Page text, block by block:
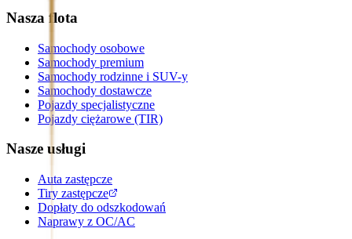
Nasza flota
Samochody osobowe
Samochody premium
Samochody rodzinne i SUV-y
Samochody dostawcze
Pojazdy specjalistyczne
Pojazdy ciężarowe (TIR)
Nasze usługi
Auta zastępcze
Tiry zastępcze
Dopłaty do odszkodowań
Naprawy z OC/AC